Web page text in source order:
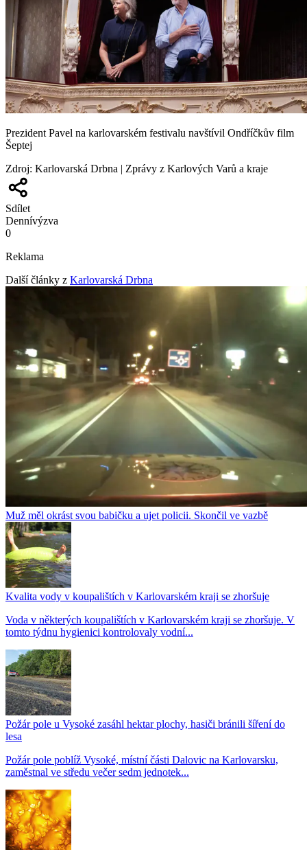
Prezident Pavel na karlovarském festivalu navštívil Ondříčkův film
Šeptej
Zdroj: Karlovarská Drbna | Zprávy z Karlových Varů a kraje
Sdílet
Dennívýzva
0
Reklama
Další články z Karlovarská Drbna
Muž měl okrást svou babičku a ujet policii. Skončil ve vazbě
Kvalita vody v koupalištích v Karlovarském kraji se zhoršuje
Voda v některých koupalištích v Karlovarském kraji se zhoršuje. V
tomto týdnu hygienici kontrolovaly vodní...
Požár pole u Vysoké zasáhl hektar plochy, hasiči bránili šíření do
lesa
Požár pole poblíž Vysoké, místní části Dalovic na Karlovarsku,
zaměstnal ve středu večer sedm jednotek...